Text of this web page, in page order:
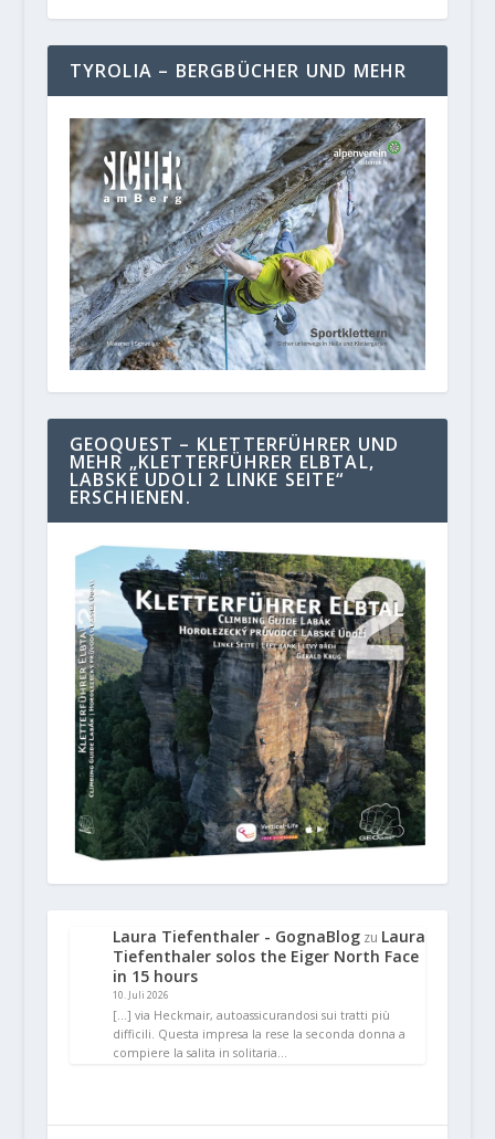
TYROLIA – BERGBÜCHER UND MEHR
GEOQUEST – KLETTERFÜHRER UND
MEHR „KLETTERFÜHRER ELBTAL,
LABSKE UDOLI 2 LINKE SEITE“
ERSCHIENEN.
Laura Tiefenthaler - GognaBlogzu Laura
Tiefenthaler solos the Eiger North Face
in 15 hours
10. Juli 2026
[…] via Heckmair, autoassicurandosi sui tratti più
difficili. Questa impresa la rese la seconda donna a
compiere la salita in solitaria…